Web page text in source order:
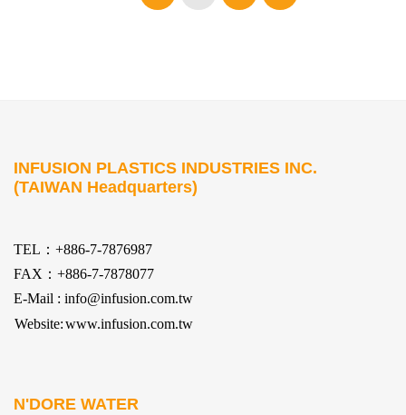
INFUSION PLASTICS INDUSTRIES INC.
(TAIWAN Headquarters)
TEL：+886-7-7876987
FAX：+886-7-7878077
E-Mail : info@infusion.com.tw
Website:www.infusion.com.tw
N'DORE WATER